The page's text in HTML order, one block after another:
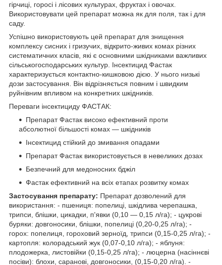
гірчиці, горосі і лісових культурах, фруктах і овочах.
Використовувати цей препарат можна як для поля, так і для
саду.
Успішно використовують цей препарат для знищення
комплексу сисних і гризучих, відкрито-живих комах різних
систематичних класів, які є основними шкідниками важливих
сільськогосподарських культур. Інсектицид Фастак
характеризується контактно-кишковою дією. У нього низькі
дози застосування. Він відрізняється повним і швидким
руйнівним впливом на конкретних шкідників.
Переваги інсектициду ФАСТАК:
Препарат Фастак високо ефективний проти
абсолютної більшості комах ― шкідників
Інсектицид стійкий до змивання опадами
Препарат Фастак використовується в невеликих дозах
Безпечний для медоносних бджіл
Фастак ефективний на всіх етапах розвитку комах
Застосування препарату: Препарат дозволений для
використання: - пшениця: попелиці, шкідлива черепашка,
трипси, блішки, цикадки, п'явки (0,10 ― 0,15 л/га); - цукрові
буряки: довгоносики, блішки, попелиці (0,20-0,25 л/га); -
горох: попелиця, гороховий зерноїд, трипси (0,15-0,25 л/га); -
картопля: колорадський жук (0,07-0,10 л/га); - яблуня:
плодожерка, листовійки (0,15-0,25 л/га); - люцерна (насіннєві
посіви): блохи, саранові, довгоносики, (0,15-0,20 л/га). -